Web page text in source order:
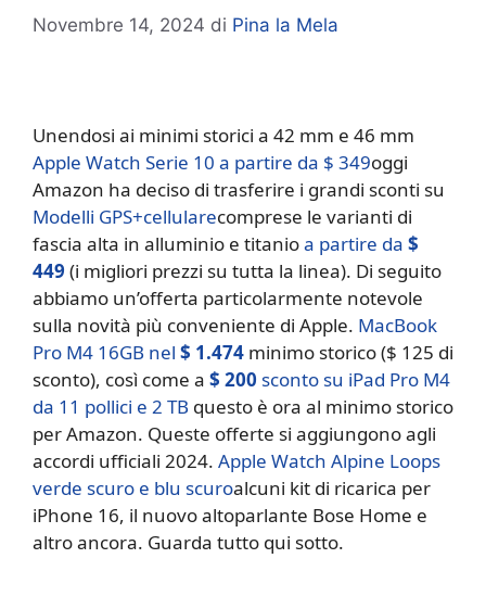
Novembre 14, 2024 di Pina la Mela
Unendosi ai minimi storici a 42 mm e 46 mm
Apple Watch Serie 10 a partire da $ 349oggi
Amazon ha deciso di trasferire i grandi sconti su
Modelli GPS+cellularecomprese le varianti di
fascia alta in alluminio e titanioa partire da $
449 (i migliori prezzi su tutta la linea). Di seguito
abbiamo un’offerta particolarmente notevole
sulla novità più conveniente di Apple. MacBook
Pro M4 16GB nel $ 1.474 minimo storico ($ 125 di
sconto), così come a $ 200 sconto su iPad Pro M4
da 11 pollici e 2 TB questo è ora al minimo storico
per Amazon. Queste offerte si aggiungono agli
accordi ufficiali 2024. Apple Watch Alpine Loops
verde scuro e blu scuroalcuni kit di ricarica per
iPhone 16, il nuovo altoparlante Bose Home e
altro ancora. Guarda tutto qui sotto.